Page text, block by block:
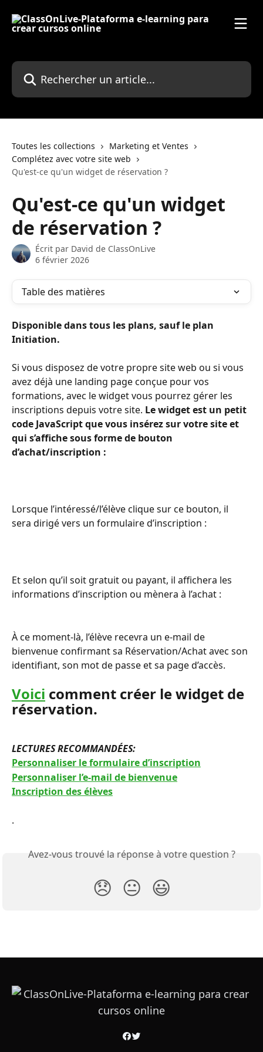
Rechercher un article...
Toutes les collections
Marketing et Ventes
Complétez avec votre site web
Qu'est-ce qu'un widget de réservation ?
Qu'est-ce qu'un widget
de réservation ?
Écrit par David de ClassOnLive
6 février 2026
Table des matières
Disponible dans tous les plans, sauf le plan
Initiation.
Si vous disposez de votre propre site web ou si vous
avez déjà une landing page conçue pour vos
formations, avec le widget vous pourrez gérer les
inscriptions depuis votre site. Le widget est un petit
code JavaScript que vous insérez sur votre site et
qui s’affiche sous forme de bouton
d’achat/inscription :
Lorsque l’intéressé/l’élève clique sur ce bouton, il
sera dirigé vers un formulaire d’inscription :
Et selon qu’il soit gratuit ou payant, il affichera les
informations d’inscription ou mènera à l’achat :
À ce moment-là, l’élève recevra un e-mail de
bienvenue confirmant sa Réservation/Achat avec son
identifiant, son mot de passe et sa page d’accès.
Voici comment créer le widget de
réservation.
LECTURES RECOMMANDÉES:
Personnaliser le formulaire d’inscription
Personnaliser l’e-mail de bienvenue
Inscription des élèves
.
Avez-vous trouvé la réponse à votre question ?
😞 😐 😃